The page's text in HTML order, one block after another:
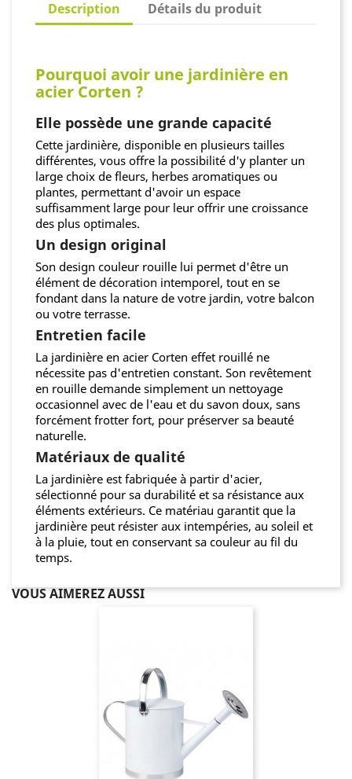
Description Détails du produit
Pourquoi avoir une jardinière en
acier Corten ?
Elle possède une grande capacité
Cette jardinière, disponible en plusieurs tailles
différentes, vous offre la possibilité d'y planter un
large choix de fleurs, herbes aromatiques ou
plantes, permettant d'avoir un espace
suffisamment large pour leur offrir une croissance
des plus optimales.
Un design original
Son design couleur rouille lui permet d'être un
élément de décoration intemporel, tout en se
fondant dans la nature de votre jardin, votre balcon
ou votre terrasse.
Entretien facile
La jardinière en acier Corten effet rouillé ne
nécessite pas d'entretien constant. Son revêtement
en rouille demande simplement un nettoyage
occasionnel avec de l'eau et du savon doux, sans
forcément frotter fort, pour préserver sa beauté
naturelle.
Matériaux de qualité
La jardinière est fabriquée à partir d'acier,
sélectionné pour sa durabilité et sa résistance aux
éléments extérieurs. Ce matériau garantit que la
jardinière peut résister aux intempéries, au soleil et
à la pluie, tout en conservant sa couleur au fil du
temps.
VOUS AIMEREZ AUSSI